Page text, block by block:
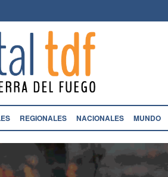
REGIONALES NACIONALES MUNDO